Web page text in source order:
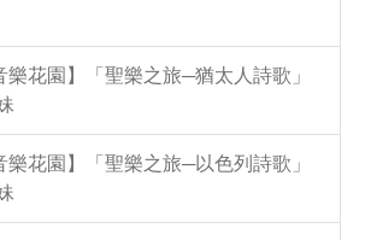
樂花園】「聖樂之旅─猶太人詩歌」
樂花園】「聖樂之旅─以色列詩歌」